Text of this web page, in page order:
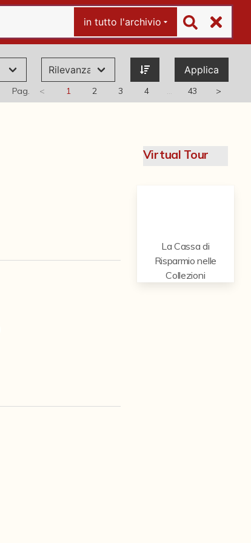
in tutto l'archivio
Applica
Pag. < >
1 2 3 4 … 43
Virtual Tour
La Cassa di
Risparmio nelle
Collezioni